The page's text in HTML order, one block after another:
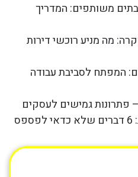
משותפים: המדריך
מה מניע רוכשי דירות
המפתח לסביבת עבודה
גמישים לעסקים